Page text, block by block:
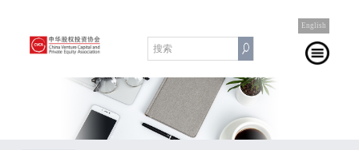
English